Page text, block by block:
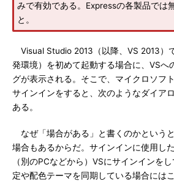
みで有効である。Expressの各製品では
と。
Visual Studio 2013（以降、VS 2013）
発環境）を初めて起動する場合に、VSへ
グが表示される。そこで、マイクロソフ
サインインをすると、次のようなダイア
ある。
なぜ「場合がある」と書くのかという
場合もあるからだ。サインインに使用し
（別のPCなどから）VSにサインインを
定や配色テーマを同期している場合には